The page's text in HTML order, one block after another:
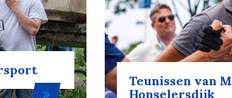
Teunissen van
Honselersdijk